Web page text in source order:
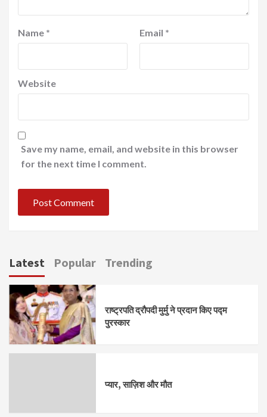
Name * Email *
Website
Save my name, email, and website in this browser
for the next time I comment.
Latest Popular Trending
राष्ट्रपति द्रौपदी मुर्मु ने प्रदान किए पद्म
पुरस्कार
प्यार, साज़िश और मौत